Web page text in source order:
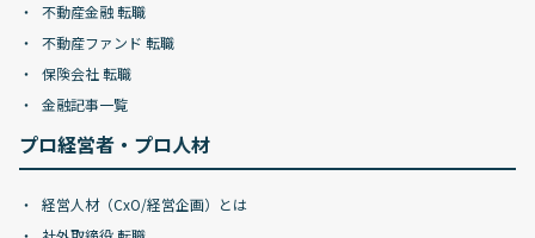
不動産金融 転職
不動産ファンド 転職
保険会社 転職
金融記事一覧
プロ経営者・プロ人材
経営人材（CxO/経営企画）とは